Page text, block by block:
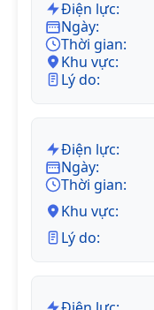
Điện lực:
Ngày:
Thời gian:
Khu vực:
Lý do:
Điện lực:
Ngày:
Thời gian:
Khu vực:
Lý do: